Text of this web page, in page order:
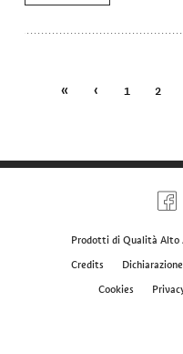
« ‹ 1 2
Prodotti di Qualità Alto
Credits
Cookies